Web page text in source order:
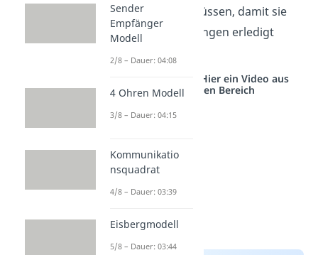
selbst machen zu müssen, damit sie
nach ihren Vorstellungen erledigt
Studyflix vernetzt: Hier ein Video aus
einem anderen Bereich
Sender
Empfänger
Modell
2/8 – Dauer: 04:08
4 Ohren Modell
3/8 – Dauer: 04:15
Kommunikatio
nsquadrat
4/8 – Dauer: 03:39
Eisbergmodell
5/8 – Dauer: 03:44